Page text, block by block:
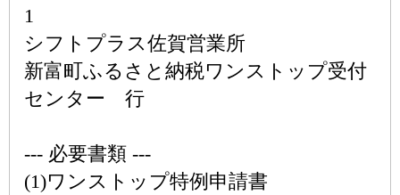
1
シフトプラス佐賀営業所
新富町ふるさと納税ワンストップ受付
センター 行
--- 必要書類 ---
(1)ワンストップ特例申請書